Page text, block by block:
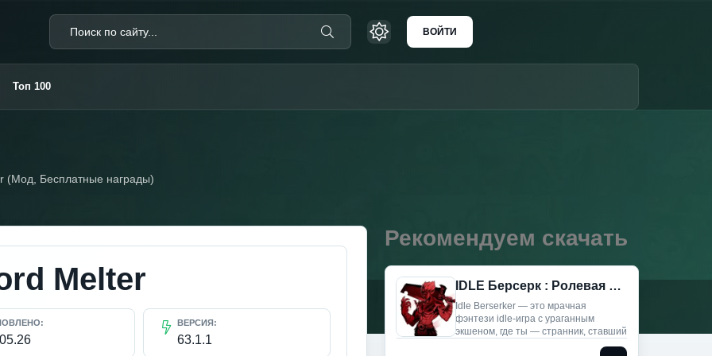
ВОЙТИ
Топ 100
(Мод, Бесплатные награды)
Melter
ВЕРСИЯ:
63.1.1
Рекомендуем скачать
IDLE Берсерк : Ролевая игра (Мод Меню)
Idle Berserker — это мрачная
фэнтези idle-игра с ураганным
экшеном, где ты — странник, ставший